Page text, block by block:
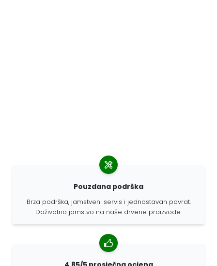
Pouzdana podrška
Brza podrška, jamstveni servis i jednostavan povrat.
Doživotno jamstvo na naše drvene proizvode.